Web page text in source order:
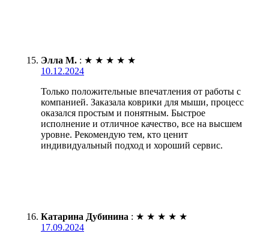
Элла М. : ★ ★ ★ ★ ★
10.12.2024
Только положительные впечатления от работы с
компанией. Заказала коврики для мыши, процесс
оказался простым и понятным. Быстрое
исполнение и отличное качество, все на высшем
уровне. Рекомендую тем, кто ценит
индивидуальный подход и хороший сервис.
Катарина Дубинина : ★ ★ ★ ★ ★
17.09.2024